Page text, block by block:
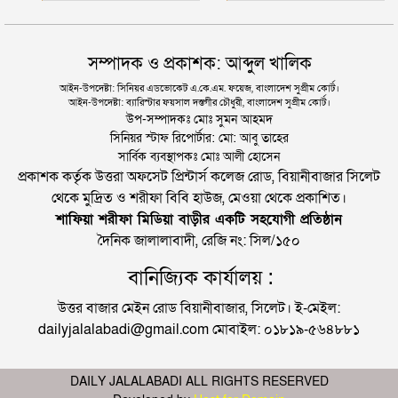
সম্পাদক ও প্রকাশক: আব্দুল খালিক
আইন-উপদেষ্টা: সিনিয়র এডভোকেট এ.কে.এম. ফয়েজ, বাংলাদেশ সুপ্রীম কোর্ট।
আইন-উপদেষ্টা: ব্যারিস্টার ফয়সাল দস্তগীর চৌধুরী, বাংলাদেশ সুপ্রীম কোর্ট।
উপ-সম্পাদকঃ মোঃ সুমন আহমদ
সিনিয়র স্টাফ রিপোর্টার: মো: আবু তাহের
সার্বিক ব্যবস্থাপকঃ মোঃ আলী হোসেন
প্রকাশক কর্তৃক উত্তরা অফসেট প্রিন্টার্স কলেজ রোড, বিয়ানীবাজার সিলেট
থেকে মুদ্রিত ও শরীফা বিবি হাউজ, মেওয়া থেকে প্রকাশিত।
শাফিয়া শরীফা মিডিয়া বাড়ীর একটি সহযোগী প্রতিষ্ঠান
দৈনিক জালালাবাদী, রেজি নং: সিল/১৫০
বানিজ্যিক কার্যালয় :
উত্তর বাজার মেইন রোড বিয়ানীবাজার, সিলেট। ই-মেইল:
dailyjalalabadi@gmail.com মোবাইল: ০১৮১৯-৫৬৪৮৮১
DAILY JALALABADI ALL RIGHTS RESERVED